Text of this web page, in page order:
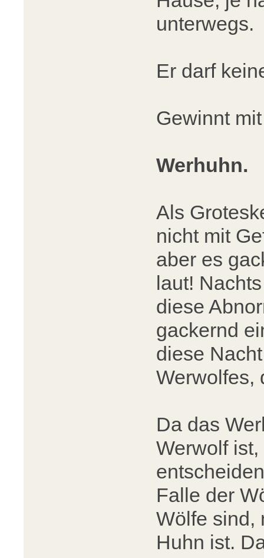
unterwegs.
Er darf
Gewinnt
Werhuhn.
Als
nicht mit
aber es
laut!
diese
gackernd
diese
Werwolfes,
Da das
Werwolf
Falle der
Wölfe sind,
Huhn ist.